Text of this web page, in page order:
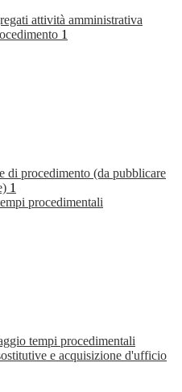
attività amministrativa
1
di procedimento (da pubblicare
1
procedimentali
tempi procedimentali
e acquisizione d'ufficio